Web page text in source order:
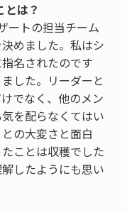
は？
ートの担当チーム
めました。私はシ
名されたのです
した。リーダーと
でなく、他のメン
を配らなくてはい
の大変さと面白
ことは収穫でした
したようにも思い